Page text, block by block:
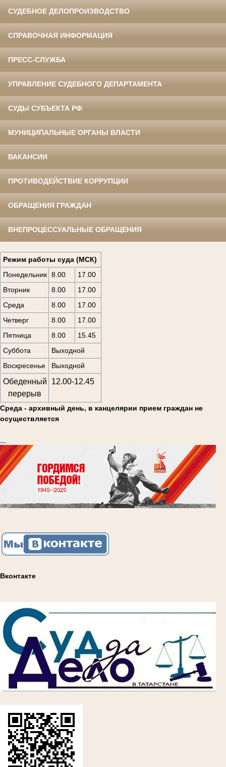
СУДЕБНОЕ ДЕЛОПРОИЗВОДСТВО
СПРАВОЧНАЯ ИНФОРМАЦИЯ
ПРЕСС-СЛУЖБА
УПРАВЛЕНИЕ СУДЕБНОГО ДЕПАРТАМЕНТА
СУДЫ СУБЪЕКТА РФ
МУНИЦИПАЛЬНЫЕ ОРГАНЫ ВЛАСТИ
ВАКАНСИИ
ПРОТИВОДЕЙСТВИЕ КОРРУПЦИИ
ОБРАЩЕНИЯ ГРАЖДАН
ВНЕПРОЦЕССУАЛЬНЫЕ ОБРАЩЕНИЯ
Режим работы суда (МСК)
Понедельник 8.00
17.00
Вторник
8.00
17.00
Среда
8.00
17.00
Четверг
8.00
17.00
Пятница
8.00
15.45
Суббота
Выходной
Воскресенье
Выходной
Обеденный
перерыв
12.00-12.45
Среда - архивный день, в канцелярии прием граждан не
осуществляется
Вконтакте